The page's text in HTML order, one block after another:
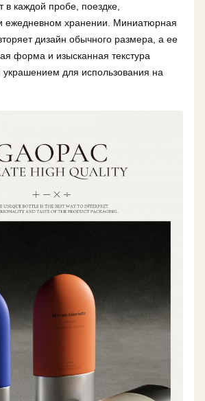
в каждой пробе, поездке,
ежедневном хранении. Миниатюрная
дизайн обычного размера, а ее
форма и изысканная текстура
для использования на